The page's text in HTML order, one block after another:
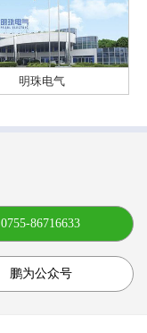
明珠电气
0755-86716633
鹏为公众号